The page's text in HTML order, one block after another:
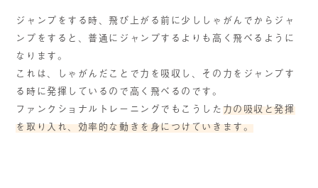
ジャンプをする時、飛び上がる前に少ししゃがんでからジャ
ンプをすると、普通にジャンプするよりも高く飛べるように
なります。
これは、しゃがんだことで力を吸収し、その力をジャンプす
る時に発揮しているので高く飛べるのです。
ファンクショナルトレーニングでもこうした力の吸収と発揮
を取り入れ、効率的な動きを身につけていきます。